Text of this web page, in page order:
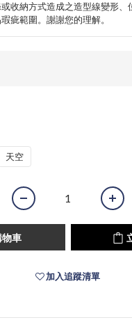
收納方式造成之造型線變形、
疵範圍。謝謝您的理解。
天空
物車
加入追蹤清單